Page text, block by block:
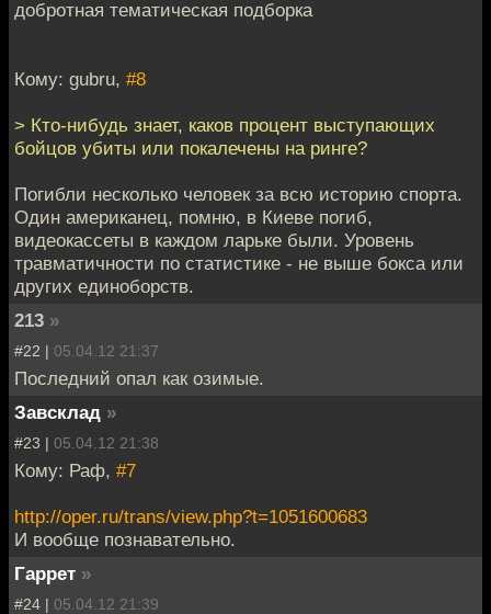
добротная тематическая подборка
Кому: gubru, #8
> Кто-нибудь знает, каков процент выступающих
бойцов убиты или покалечены на ринге?
Погибли несколько человек за всю историю спорта.
Один американец, помню, в Киеве погиб,
видеокассеты в каждом ларьке были. Уровень
травматичности по статистике - не выше бокса или
других единоборств.
213 »
#22 | 05.04.12 21:37
Последний опал как озимые.
Завсклад »
#23 | 05.04.12 21:38
Кому: Раф, #7
http://oper.ru/trans/view.php?t=1051600683
И вообще познавательно.
Гаррет »
#24 | 05.04.12 21:39